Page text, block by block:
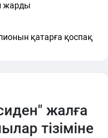
жарды
қатарға қоспақ
жалға
тізіміне